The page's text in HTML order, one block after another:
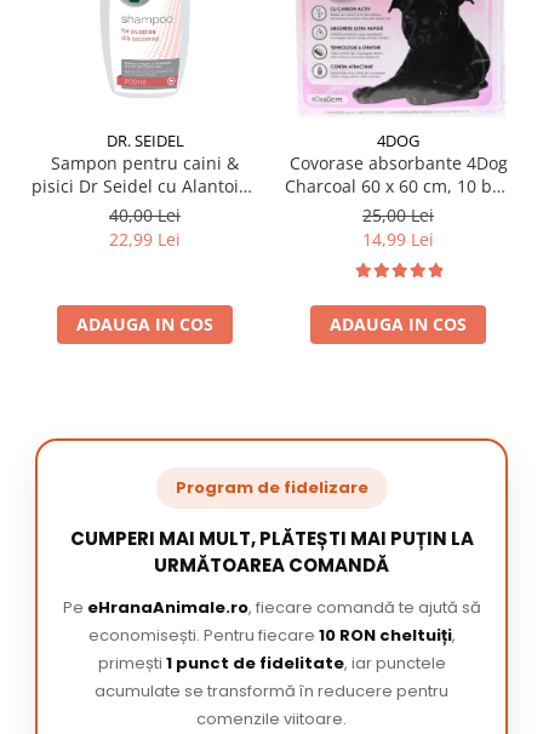
DR. SEIDEL
Sampon pentru caini &
pisici Dr Seidel cu Alantoina
220 ml
40,00 Lei
22,99 Lei
ADAUGA IN COS
4DOG
Covorase absorbante 4Dog
Charcoal 60 x 60 cm, 10 buc
/ pachet
25,00 Lei
14,99 Lei
ADAUGA IN COS
Program de fidelizare
CUMPERI MAI MULT, PLĂTEȘTI MAI PUȚIN LA
URMĂTOAREA COMANDĂ
Pe eHranaAnimale.ro, fiecare comandă te ajută să
economisești. Pentru fiecare 10 RON cheltuiți,
primești 1 punct de fidelitate, iar punctele
acumulate se transformă în reducere pentru
comenzile viitoare.